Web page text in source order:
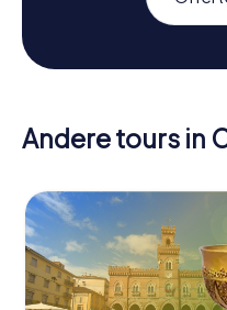
Andere tours in